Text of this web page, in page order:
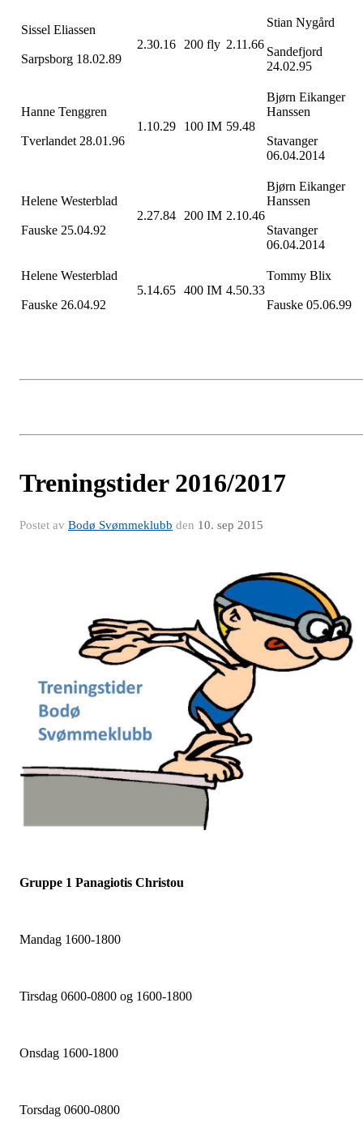
Sissel Eliassen
Sarpsborg 18.02.89
2.30.16 200 fly 2.11.66
Stian Nygård
Sandefjord
24.02.95
Hanne Tenggren
Tverlandet 28.01.96
1.10.29 100 IM 59.48
Bjørn Eikanger
Hanssen
Stavanger
06.04.2014
Helene Westerblad
Fauske 25.04.92
2.27.84 200 IM 2.10.46
Bjørn Eikanger
Hanssen
Stavanger
06.04.2014
Helene Westerblad
Fauske 26.04.92
5.14.65 400 IM 4.50.33
Tommy Blix
Fauske 05.06.99
Treningstider 2016/2017
Postet av Bodø Svømmeklubb den 10. sep 2015
Gruppe 1 Panagiotis Christou
Mandag 1600-1800
Tirsdag 0600-0800 og 1600-1800
Onsdag 1600-1800
Torsdag 0600-0800